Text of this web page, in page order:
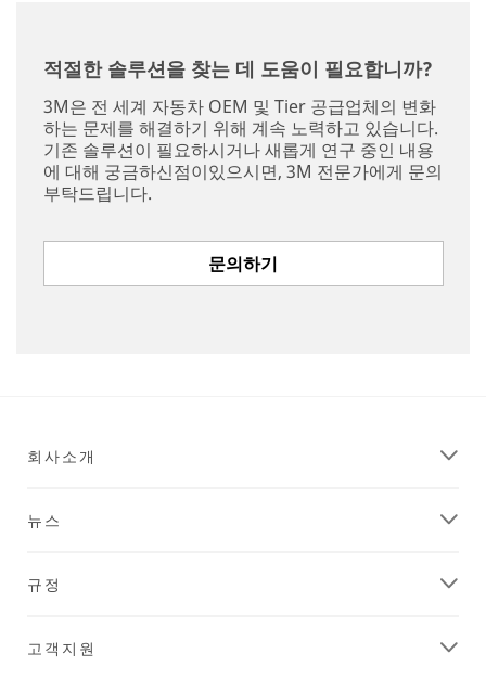
적절한 솔루션을 찾는 데 도움이 필요합니까?
3M은 전 세계 자동차 OEM 및 Tier 공급업체의 변화
하는 문제를 해결하기 위해 계속 노력하고 있습니다.
기존 솔루션이 필요하시거나 새롭게 연구 중인 내용
에 대해 궁금하신점이있으시면, 3M 전문가에게 문의
부탁드립니다.
문의하기
회사소개
뉴스
규정
고객지원